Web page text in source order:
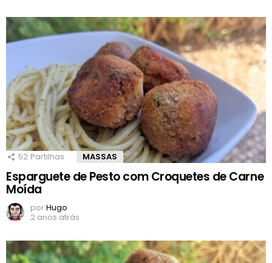
52 Partilhas MASSAS
Esparguete de Pesto com Croquetes de Carne
Moída
porHugo
2 anos atrás